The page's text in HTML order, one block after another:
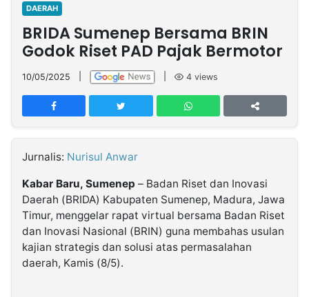
Nasional
International
Olahraga
Entertainment
Daerah
Pariwisata
Kuliner
Kolom
Network
PT
TREETAN
MULTIMEDIA
INDONESIA
Partner
Insight
NTB
Suara
Time
Lens
IDN
Daily
Jogja
Jalan
Rakyat
Idealita
News
Kita
Notice
Dinamikapost.com
Radar
Baru
Seedbacklink
DAERAH
BRIDA Sumenep Bersama BRIN
Godok Riset PAD Pajak Bermotor
10/05/2025 4 views
Jurnalis: Nurisul Anwar
Kabar Baru, Sumenep – Badan Riset dan Inovasi
Daerah (BRIDA) Kabupaten Sumenep, Madura, Jawa
Timur, menggelar rapat virtual bersama Badan Riset
dan Inovasi Nasional (BRIN) guna membahas usulan
kajian strategis dan solusi atas permasalahan
daerah, Kamis (8/5).